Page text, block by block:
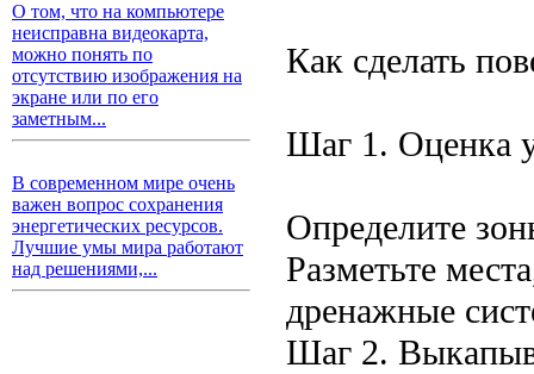
О том, что на компьютере
неисправна видеокарта,
можно понять по
отсутствию изображения на
экране или по его
заметным...
В современном мире очень
важен вопрос сохранения
энергетических ресурсов.
Лучшие умы мира работают
над решениями,...
Как сделать
Шаг 1. Оценка
Определите
Разметьте
дренажные
Шаг 2.